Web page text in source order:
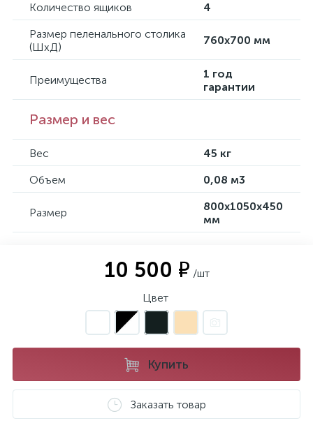
Количество ящиков
4
Размер пеленального столика
(ШхД)
760х700 мм
Преимущества
1 год
гарантии
Размер и вес
Вес
45 кг
Объем
0,08 м3
Размер
800х1050х450
мм
10 500 ₽ /шт
Цвет
Купить
Заказать товар